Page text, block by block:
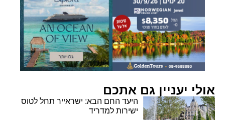
אולי יעניין גם אתכם
היעד החם הבא: ישראייר תחל לטוס
ישירות למדריד